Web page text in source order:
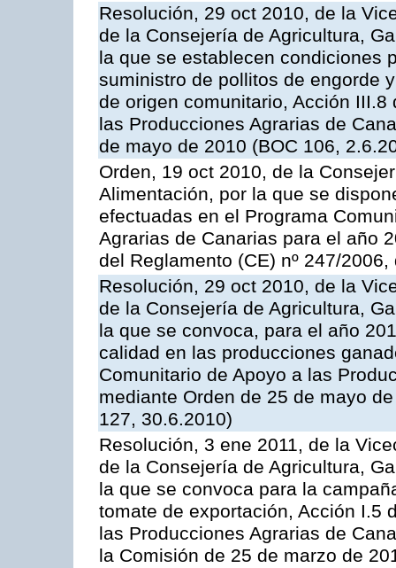
Resolución, 29 oct 2010, de la
de la Consejería de Agricultura,
la que se establecen condiciones
suministro de pollitos de engorde
de origen comunitario, Acción
las Producciones Agrarias de
de mayo de 2010 (BOC 106,
Orden, 19 oct 2010, de la
Alimentación, por la que se
efectuadas en el Programa
Agrarias de Canarias para el año
del Reglamento (CE) nº 247/
Resolución, 29 oct 2010, de la
de la Consejería de Agricultura,
la que se convoca, para el año
calidad en las producciones
Comunitario de Apoyo a las
mediante Orden de 25 de mayo
127, 30.6.2010)
Resolución, 3 ene 2011, de la
de la Consejería de Agricultura,
la que se convoca para la
tomate de exportación, Acción I.5
las Producciones Agrarias de
la Comisión de 25 de marzo de